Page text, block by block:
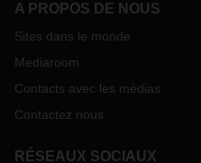
A PROPOS DE NOUS
Sites dans le monde
Mediaroom
Contacts avec les médias
Contactez nous
RÉSEAUX SOCIAUX